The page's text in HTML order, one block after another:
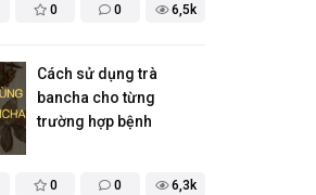
0 0 6,5k
0 0 6,3k
Cách sử dụng trà
bancha cho từng
trường hợp bệnh